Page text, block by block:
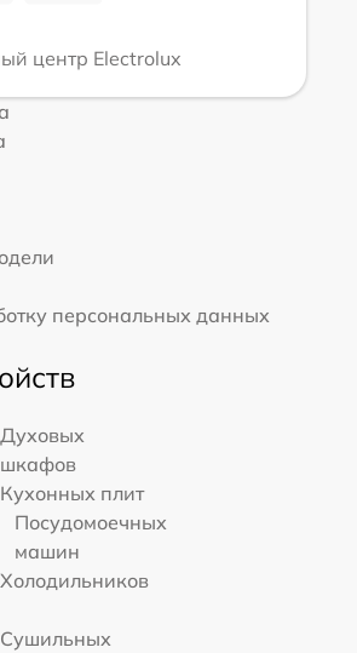
центр Electrolux
персональных данных
Духовых
шкафов
Кухонных плит
Посудомоечных
машин
Холодильников
Сушильных